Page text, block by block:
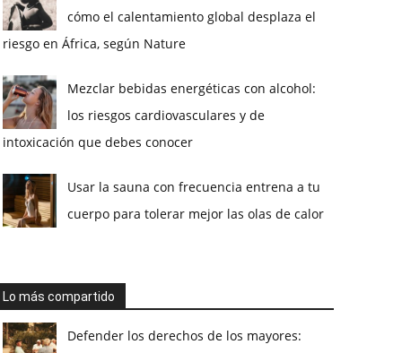
cómo el calentamiento global desplaza el
riesgo en África, según Nature
Mezclar bebidas energéticas con alcohol:
los riesgos cardiovasculares y de
intoxicación que debes conocer
Usar la sauna con frecuencia entrena a tu
cuerpo para tolerar mejor las olas de calor
Lo más compartido
Defender los derechos de los mayores: